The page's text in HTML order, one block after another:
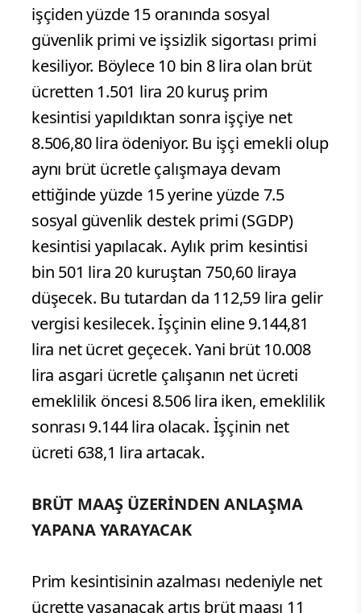
işçiden yüzde 15 oranında sosyal
güvenlik primi ve işsizlik sigortası primi
kesiliyor. Böylece 10 bin 8 lira olan brüt
ücretten 1.501 lira 20 kuruş prim
kesintisi yapıldıktan sonra işçiye net
8.506,80 lira ödeniyor. Bu işçi emekli olup
aynı brüt ücretle çalışmaya devam
ettiğinde yüzde 15 yerine yüzde 7.5
sosyal güvenlik destek primi (SGDP)
kesintisi yapılacak. Aylık prim kesintisi
bin 501 lira 20 kuruştan 750,60 liraya
düşecek. Bu tutardan da 112,59 lira gelir
vergisi kesilecek. İşçinin eline 9.144,81
lira net ücret geçecek. Yani brüt 10.008
lira asgari ücretle çalışanın net ücreti
emeklilik öncesi 8.506 lira iken, emeklilik
sonrası 9.144 lira olacak. İşçinin net
ücreti 638,1 lira artacak.
BRÜT MAAŞ ÜZERİNDEN ANLAŞMA
YAPANA YARAYACAK
Prim kesintisinin azalması nedeniyle net
ücrette yaşanacak artış brüt maaşı 11